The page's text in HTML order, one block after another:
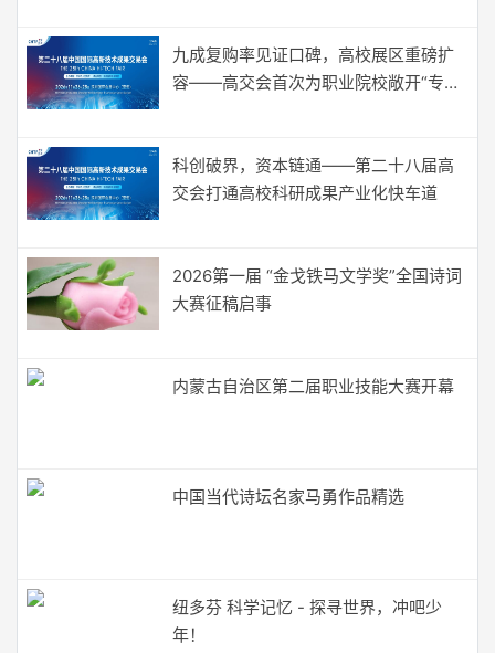
九成复购率见证口碑，高校展区重磅扩
容——高交会首次为职业院校敞开“专属
科创破界，资本链通——第二十八届高
交会打通高校科研成果产业化快车道
2026第一届 “金戈铁马文学奖”全国诗词
大赛征稿启事
内蒙古自治区第二届职业技能大赛开幕
中国当代诗坛名家马勇作品精选
纽多芬 科学记忆 - 探寻世界，冲吧少
年！